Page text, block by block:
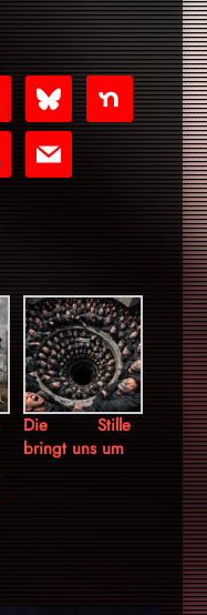
blueskynextdoor
mail
Die Stille
bringt uns um